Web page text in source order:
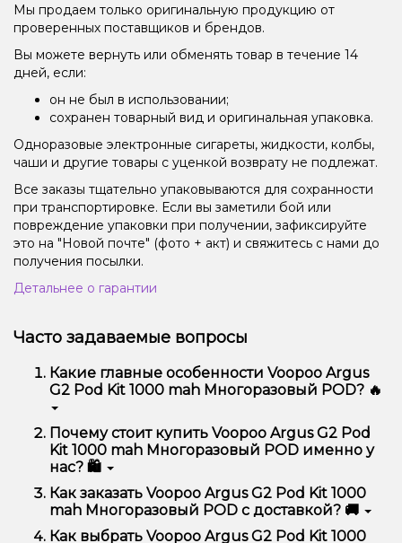
Мы продаем только оригинальную продукцию от
проверенных поставщиков и брендов.
Вы можете вернуть или обменять товар в течение 14
дней, если:
он не был в использовании;
сохранен товарный вид и оригинальная упаковка.
Одноразовые электронные сигареты, жидкости, колбы,
чаши и другие товары с уценкой возврату не подлежат.
Все заказы тщательно упаковываются для сохранности
при транспортировке. Если вы заметили бой или
повреждение упаковки при получении, зафиксируйте
это на "Новой почте" (фото + акт) и свяжитесь с нами до
получения посылки.
Детальнее о гарантии
Часто задаваемые вопросы
Какие главные особенности Voopoo Argus
G2 Pod Kit 1000 mah Многоразовый POD? 🔥
Voopoo Argus G2 Pod Kit 1000 mah Многоразовый
POD отличается высоким качеством, удобством
использования и надежностью.
Почему стоит купить Voopoo Argus G2 Pod
Kit 1000 mah Многоразовый POD именно у
нас? 🛍️
Мы предлагаем только оригинальную продукцию,
широкий ассортимент, выгодные цены и быструю
доставку. Кроме того, у нас регулярные акции и
скидки для клиентов!
Как заказать Voopoo Argus G2 Pod Kit 1000
mah Многоразовый POD с доставкой? 🚚
Оформить заказ можно в несколько кликов:
Как выбрать Voopoo Argus G2 Pod Kit 1000